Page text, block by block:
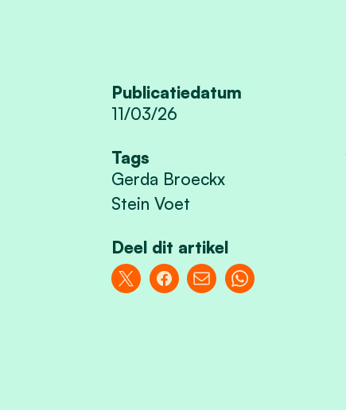
Publicatiedatum
11/03/26
Tags
Gerda Broeckx
Stein Voet
Deel dit artikel